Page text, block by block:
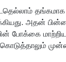
தங்கமாக
அதன்
போக்கை